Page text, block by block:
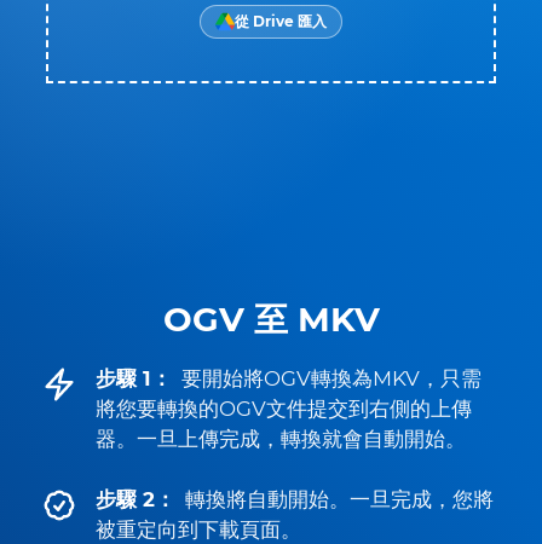
OGV 至 MKV
步驟 1：
要開始將OGV轉換為MKV，只需
將您要轉換的OGV文件提交到右側的上傳
器。一旦上傳完成，轉換就會自動開始。
步驟 2：
轉換將自動開始。一旦完成，您將
被重定向到下載頁面。
從 Drive 匯入